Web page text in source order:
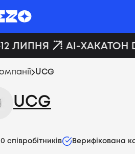
ЛИПНЯ AI-ХАКАТОН
UCG
UCG
співробітників Верифікована